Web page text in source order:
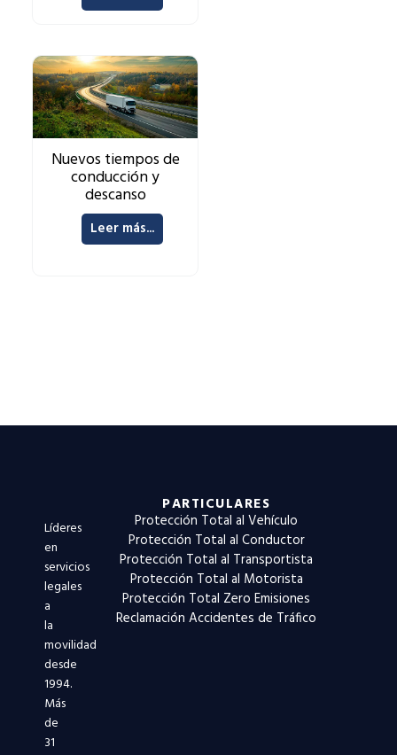
Nuevos tiempos de
conducción y
descanso
Leer más...
Líderes
en
servicios
legales
a
la
movilidad
desde
1994.
Más
de
31
PARTICULARES
Protección Total al Vehículo
Protección Total al Conductor
Protección Total al Transportista
Protección Total al Motorista
Protección Total Zero Emisiones
Reclamación Accidentes de Tráfico